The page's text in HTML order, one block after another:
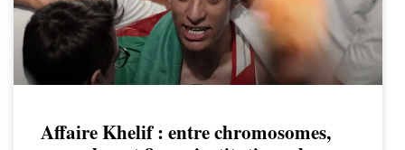
Affaire Khelif : entre chromosomes,